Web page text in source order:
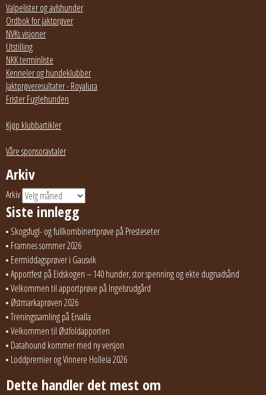
Valpelister og avlshunder
Ordbok for jaktprøver
NVKs visjoner
Utstilling
NKK terminliste
Kenneler og hundeklubber
Jaktprøveresultater - Royalura
Frister Fuglehunden
Kjøp klubbartikler
Våre sponsoravtaler
Arkiv
Arkiv
Siste innlegg
Skogsfugl- og fullkombinertprøve på Presteseter
Framnes sommer 2026
Eermiddagsprøver i Gausvik
Apportfest på Eidskogen – 140 hunder, stor spenning og ekte dugnadsånd
Velkommen til apportprøve på Ingelsrudgård
Østmarkaprøven 2026
Treningssamling på Ervalla
Velkommen til Østfoldapporten
Datahound kommer med ny versjon
Loddpremier og Vinnere Holleia 2026
Dette handler det mest om